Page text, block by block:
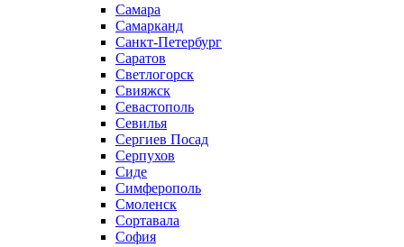
Самара
Самарканд
Санкт-Петербург
Саратов
Светлогорск
Свияжск
Севастополь
Севилья
Сергиев Посад
Серпухов
Сиде
Симферополь
Смоленск
Сортавала
София